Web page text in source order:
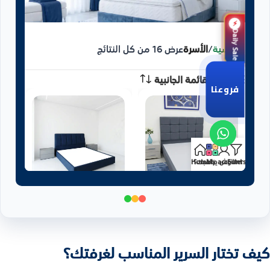
كيف تختار السرير المناسب لغرفتك؟